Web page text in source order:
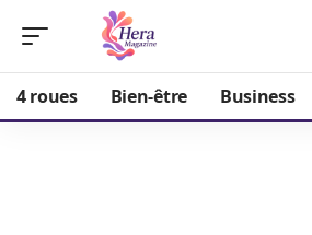
4 roues Bien-être Business